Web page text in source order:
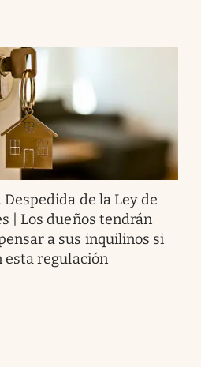
. Despedida de la Ley de
| Los dueños tendrán
a sus inquilinos si
esta regulación